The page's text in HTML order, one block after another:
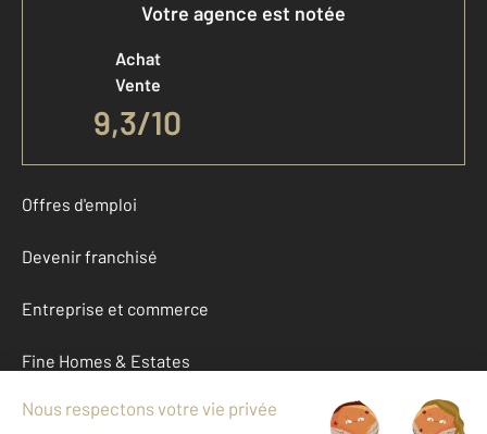
Votre agence est notée
Achat
Vente
9,3/10
Offres d'emploi
Devenir franchisé
Entreprise et commerce
Fine Homes & Estates
À propos